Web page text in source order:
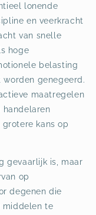
lonende
en veerkracht
van snelle
hoge
belasting
genegeerd.
maatregelen
handelaren
kans op
gevaarlijk is, maar
op
degenen die
middelen te